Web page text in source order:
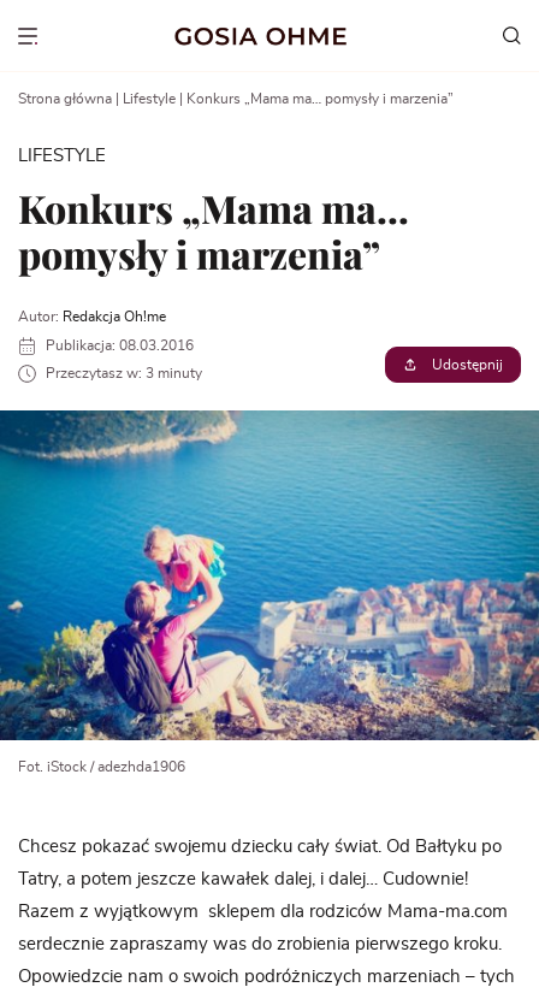
Show menu
Strona główna Lifestyle Konkurs „Mama ma… pomysły i marzenia”
LIFESTYLE
Konkurs „Mama ma…
pomysły i marzenia”
Autor: Redakcja Oh!me
Publikacja: 08.03.2016
Przeczytasz w: 3 minuty
Udostępnij
Fot. iStock / adezhda1906
Chcesz pokazać swojemu dziecku cały świat. Od Bałtyku po
Tatry, a potem jeszcze kawałek dalej, i dalej… Cudownie!
Razem z wyjątkowym sklepem dla rodziców Mama-ma.com
serdecznie zapraszamy was do zrobienia pierwszego kroku.
Opowiedzcie nam o swoich podróżniczych marzeniach – tych